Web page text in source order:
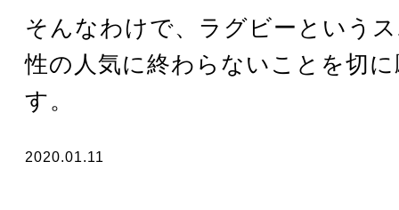
そんなわけで、ラグビーという
性の人気に終わらないことを切
す。
2020.01.11